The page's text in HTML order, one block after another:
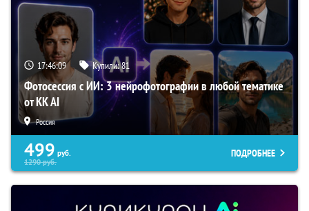
17:46:08 Купили:81
Фотосессия с ИИ: 3 нейрофотографии в любой тематике
от KK AI
Россия
499 руб.
1290руб.
ПОДРОБНЕЕ